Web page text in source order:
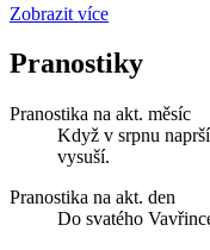
Zobrazit více
Pranostiky
Pranostika na akt. měsíc
Když v srpnu
vysuší.
Pranostika na akt. den
Do svatého